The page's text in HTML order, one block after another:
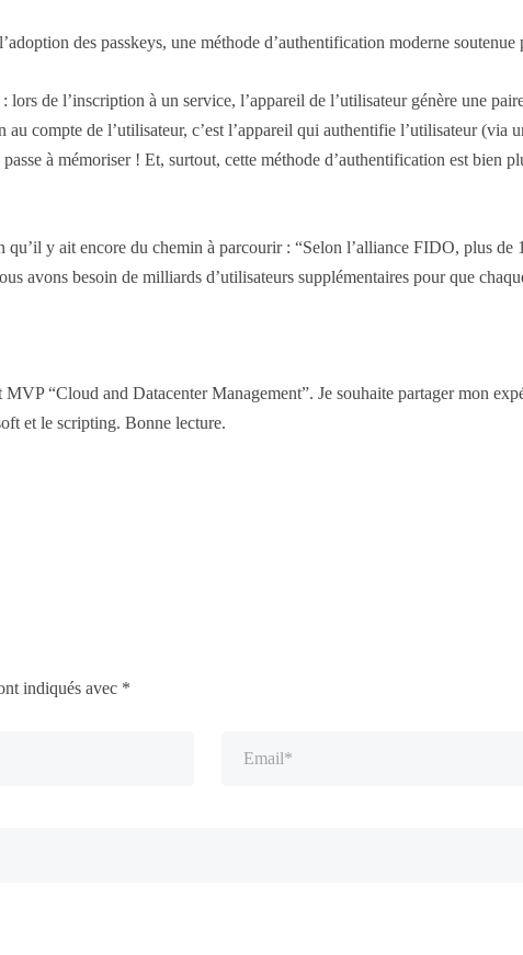
des passkeys, une méthode d’authentification moderne
de l’inscription à un service, l’appareil de l’utilisateur génère une
compte de l’utilisateur, c’est l’appareil qui authentifie l’utilisateur (via
à mémoriser ! Et, surtout, cette méthode d’authentification est bien
y ait encore du chemin à parcourir : “Selon l’alliance FIDO, plus de
avons besoin de milliards d’utilisateurs supplémentaires pour que
“Cloud and Datacenter Management”. Je souhaite partager mon
et le scripting. Bonne lecture.
indiqués avec *